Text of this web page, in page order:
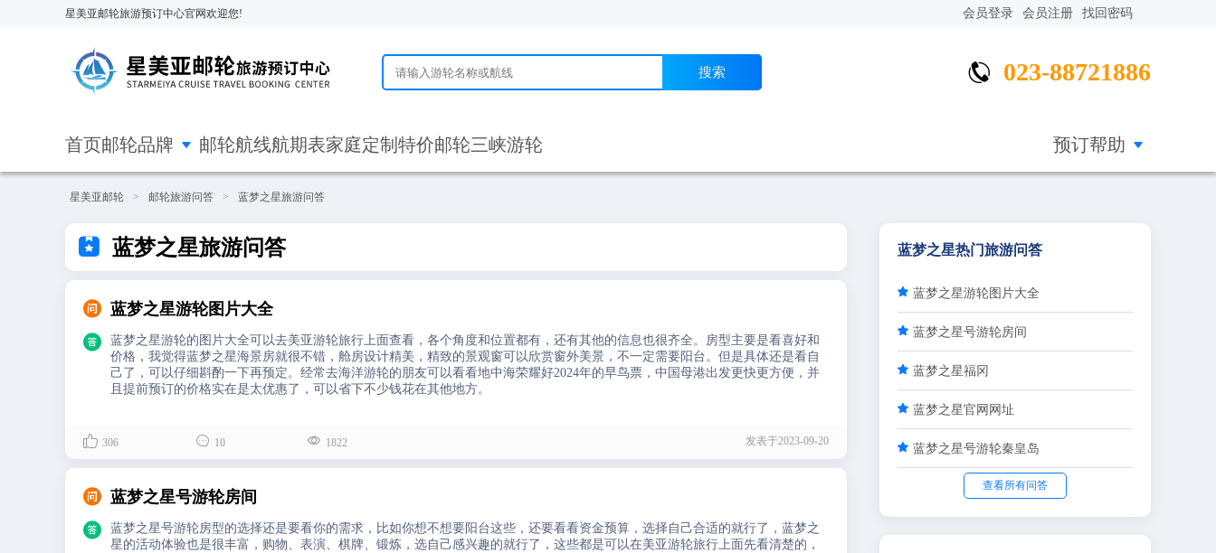
星美亚邮轮旅游预订中心官网欢迎您! 会员登录 会员注册 找回密码
搜索  023-88721886
首页邮轮品牌  邮轮航线航期表家庭定制 特价邮轮三峡游轮 预订帮助 
星美亚邮轮 > 邮轮旅游问答 > 蓝梦之星旅游问答
 蓝梦之星旅游问答
 蓝梦之星游轮图片大全

蓝梦之星游轮的图片大全可以去美亚游轮旅行上面查看，各个角度和位置都有，还有其他的信息也很齐全。房型主要是看喜好和
价格，我觉得蓝梦之星海景房就很不错，舱房设计精美，精致的景观窗可以欣赏窗外美景，不一定需要阳台。但是具体还是看自
己了，可以仔细斟酌一下再预定。经常去海洋游轮的朋友可以看看地中海荣耀好2024年的早鸟票，中国母港出发更快更方便，并
且提前预订的价格实在是太优惠了，可以省下不少钱花在其他地方。
 306  10  1822 发表于2023-09-20
 蓝梦之星号游轮房间

蓝梦之星号游轮房型的选择还是要看你的需求，比如你想不想要阳台这些，还要看看资金预算，选择自己合适的就行了，蓝梦之
星的活动体验也是很丰富，购物、表演、棋牌、锻炼，选自己感兴趣的就行了，这些都是可以在美亚游轮旅行上面先看清楚的，
蓝梦之星热门旅游问答
 蓝梦之星游轮图片大全
 蓝梦之星号游轮房间
 蓝梦之星福冈
 蓝梦之星官网网址
 蓝梦之星号游轮秦皇岛
查看所有问答